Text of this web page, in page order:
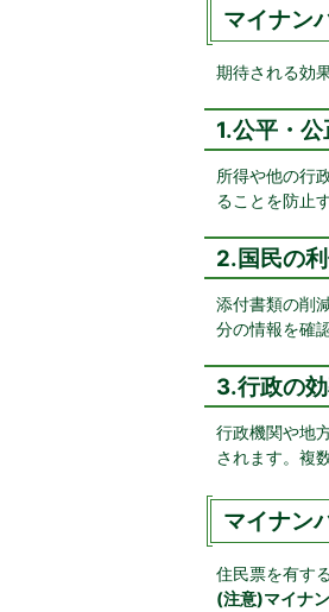
マイナン
期待される効
1.公平・
所得や他の行
ることを防止
2.国民の
添付書類の削
分の情報を確
3.行政の
行政機関や地
されます。複
マイナン
住民票を有す
(注意)マイナ